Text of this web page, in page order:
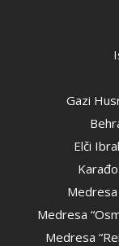
Gazi
Elči
Medresa
Medresa
Medresa